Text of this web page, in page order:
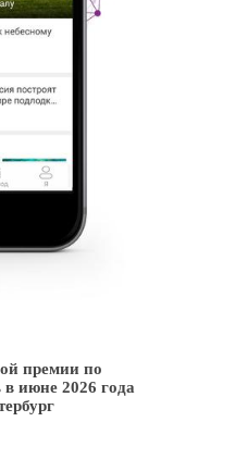
премии по
июне 2026 года